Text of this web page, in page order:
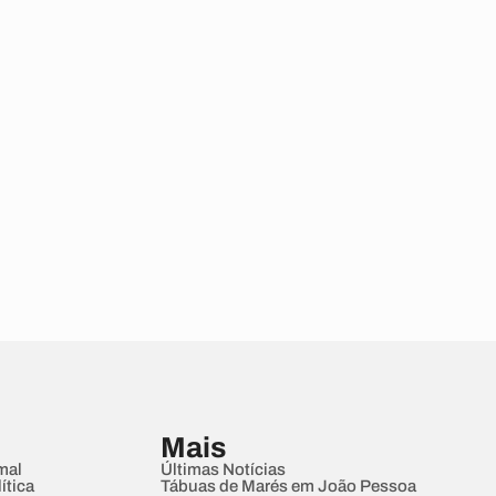
Mais
Últimas Notícias
Tábuas de Marés em João Pessoa